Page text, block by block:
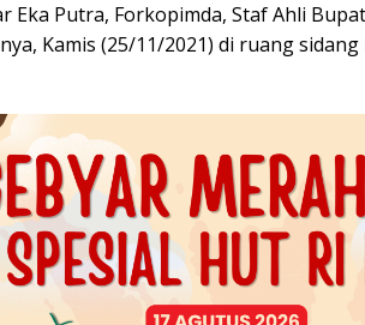
Eka Putra, Forkopimda, Staf Ahli
Kamis (25/11/2021) di ruang